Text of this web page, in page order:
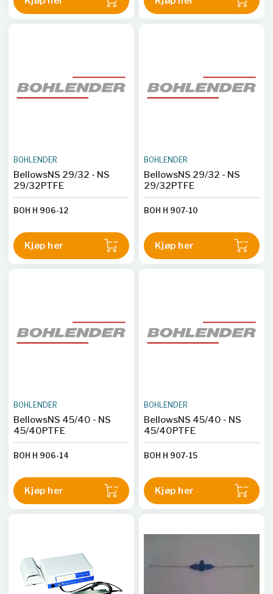
BOHLENDER
BellowsNS 29/32 - NS
29/32PTFE
BOH H 906-12
Kjøp her
BOHLENDER
BellowsNS 29/32 - NS
29/32PTFE
BOH H 907-10
Kjøp her
BOHLENDER
BellowsNS 45/40 - NS
45/40PTFE
BOH H 906-14
Kjøp her
BOHLENDER
BellowsNS 45/40 - NS
45/40PTFE
BOH H 907-15
Kjøp her